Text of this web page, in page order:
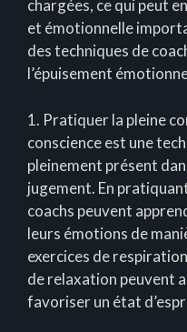
chargées, ce qui peut
et émotionnelle
des techniques de
l’épuisement
1. Pratiquer la pleine
conscience est une
pleinement présent
jugement. En
coachs peuvent
leurs émotions de
exercices de
de relaxation peuvent
favoriser un état